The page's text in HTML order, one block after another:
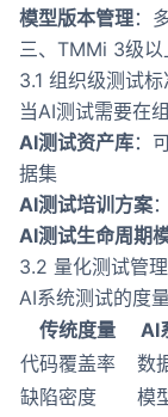
模型版本管理：
三、TMMi 3级
3.1 组织级测试标
当AI测试需要在
AI测试资产库：
据集
AI测试培训方案
AI测试生命周期
3.2 量化测试管理
AI系统测试的度
传统度量
AI
代码覆盖率
数
缺陷密度
模